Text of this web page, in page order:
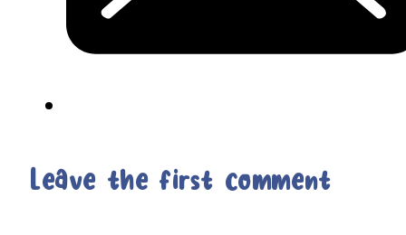
Leave the first comment